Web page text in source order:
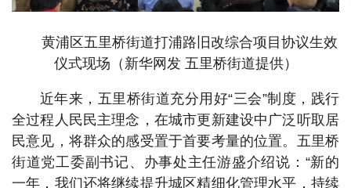
黄浦区五里桥街道打浦路旧改综合项目协议生效
仪式现场（新华网发 五里桥街道提供）
近年来，五里桥街道充分用好“三会”制度，践行
全过程人民民主理念，在城市更新建设中广泛听取居
民意见，将群众的感受置于首要考量的位置。五里桥
街道党工委副书记、办事处主任游盛介绍说：“新的
一年，我们还将继续提升城区精细化管理水平，持续